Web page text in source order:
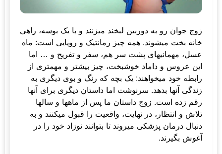
زوج جوان رو به دوربین لبخند می­زنند و با یک بوسه، راهی
خانه بخت می­شوند. همه چیز رمانتیک و رویایی است: ماه
عسل، مهمانی­های پشت سر هم، سفر و تفریح و … اما
این عروس و داماد خوشبخت، چیز بیشتر و مهم­تری از
رابطه خود می­خواهند: یک بچه که رنگ و بوی دیگری به
زندگی آنها بدهد. سرنوشت اما داستان دیگری برای آنها
رقم زده است. زوج داستان ما پس از ماه­ها و سالها
تلاش و انتظار، در نهایت، واقعیت را قبول می­کنند و به
دنبال درمان پزشکی می­روند تا بتوانند نوزاد خود را در
آغوش بگیرند.